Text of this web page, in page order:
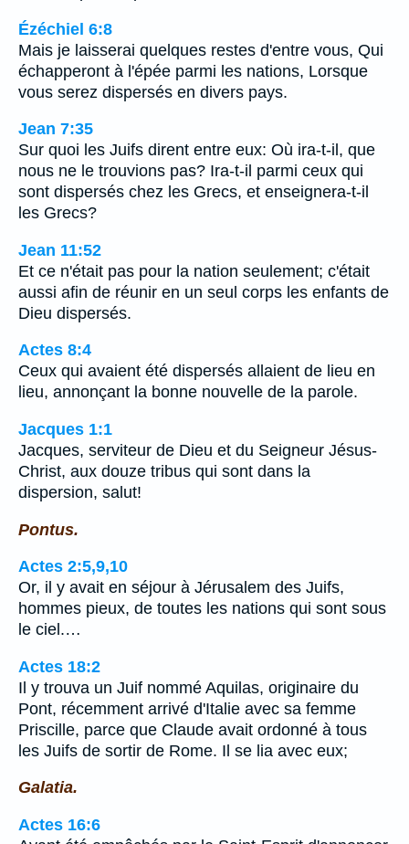
Ézéchiel 6:8
Mais je laisserai quelques restes d'entre vous, Qui
échapperont à l'épée parmi les nations, Lorsque
vous serez dispersés en divers pays.
Jean 7:35
Sur quoi les Juifs dirent entre eux: Où ira-t-il, que
nous ne le trouvions pas? Ira-t-il parmi ceux qui
sont dispersés chez les Grecs, et enseignera-t-il
les Grecs?
Jean 11:52
Et ce n'était pas pour la nation seulement; c'était
aussi afin de réunir en un seul corps les enfants de
Dieu dispersés.
Actes 8:4
Ceux qui avaient été dispersés allaient de lieu en
lieu, annonçant la bonne nouvelle de la parole.
Jacques 1:1
Jacques, serviteur de Dieu et du Seigneur Jésus-
Christ, aux douze tribus qui sont dans la
dispersion, salut!
Pontus.
Actes 2:5,9,10
Or, il y avait en séjour à Jérusalem des Juifs,
hommes pieux, de toutes les nations qui sont sous
le ciel.…
Actes 18:2
Il y trouva un Juif nommé Aquilas, originaire du
Pont, récemment arrivé d'Italie avec sa femme
Priscille, parce que Claude avait ordonné à tous
les Juifs de sortir de Rome. Il se lia avec eux;
Galatia.
Actes 16:6